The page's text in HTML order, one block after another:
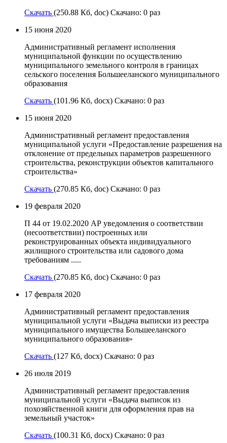
Скачать (250.88 Кб, doc) Скачано: 0 раз
15 июня 2020
Административный регламент исполнения
муниципальной функции по осуществлению
муниципального земельного контроля в границах
сельского поселения Большееланского муниципального
образования
Скачать (101.96 Кб, docx) Скачано: 0 раз
15 июня 2020
Административный регламент предоставления
муниципальной услуги «Предоставление разрешения на
отклонение от предельных параметров разрешенного
строительства, реконструкции объектов капитального
строительства»
Скачать (270.85 Кб, doc) Скачано: 0 раз
19 февраля 2020
П 44 от 19.02.2020 АР уведомления о соответствии
(несоответствии) построенных или
реконструированных объекта индивидуального
жилищного строительства или садового дома
требованиям .....
Скачать (270.85 Кб, doc) Скачано: 0 раз
17 февраля 2020
Административный регламент предоставления
муниципальной услуги «Выдача выписки из реестра
муниципального имущества Большееланского
муниципального образования»
Скачать (127 Кб, docx) Скачано: 0 раз
26 июля 2019
Административный регламент предоставления
муниципальной услуги «Выдача выписок из
похозяйственной книги для оформления прав на
земельный участок»
Скачать (100.31 Кб, docx) Скачано: 0 раз